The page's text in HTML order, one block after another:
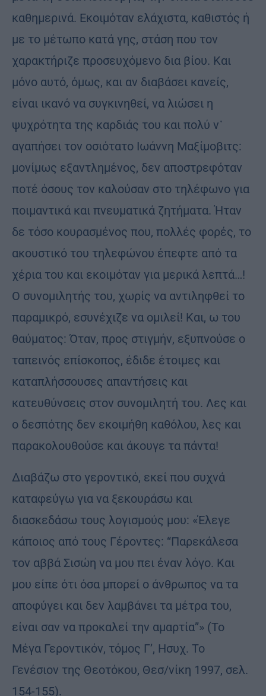
καθημερινά. Εκοιμόταν ελάχιστα, καθιστός ή
με το μέτωπο κατά γης, στάση που τον
χαρακτήριζε προσευχόμενο δια βίου. Και
μόνο αυτό, όμως, και αν διαβάσει κανείς,
είναι ικανό να συγκινηθεί, να λιώσει η
ψυχρότητα της καρδιάς του και πολύ ν᾿
αγαπήσει τον οσιότατο Ιωάννη Μαξίμοβιτς:
μονίμως εξαντλημένος, δεν αποστρεφόταν
ποτέ όσους τον καλούσαν στο τηλέφωνο για
ποιμαντικά και πνευματικά ζητήματα. Ήταν
δε τόσο κουρασμένος που, πολλές φορές, το
ακουστικό του τηλεφώνου έπεφτε από τα
χέρια του και εκοιμόταν για μερικά λεπτά…!
Ο συνομιλητής του, χωρίς να αντιληφθεί το
παραμικρό, εσυνέχιζε να ομιλεί! Και, ω του
θαύματος: Όταν, προς στιγμήν, εξυπνούσε ο
ταπεινός επίσκοπος, έδιδε έτοιμες και
καταπλήσσουσες απαντήσεις και
κατευθύνσεις στον συνομιλητή του. Λες και
ο δεσπότης δεν εκοιμήθη καθόλου, λες και
παρακολουθούσε και άκουγε τα πάντα!
Διαβάζω στο γεροντικό, εκεί που συχνά
καταφεύγω για να ξεκουράσω και
διασκεδάσω τους λογισμούς μου: «Έλεγε
κάποιος από τους Γέροντες: “Παρεκάλεσα
τον αββά Σισώη να μου πει έναν λόγο. Και
μου είπε ότι όσα μπορεί ο άνθρωπος να τα
αποφύγει και δεν λαμβάνει τα μέτρα του,
είναι σαν να προκαλεί την αμαρτία”» (Το
Μέγα Γεροντικόν, τόμος Γ’, Ησυχ. Το
Γενέσιον της Θεοτόκου, Θεσ/νίκη 1997, σελ.
154-155).